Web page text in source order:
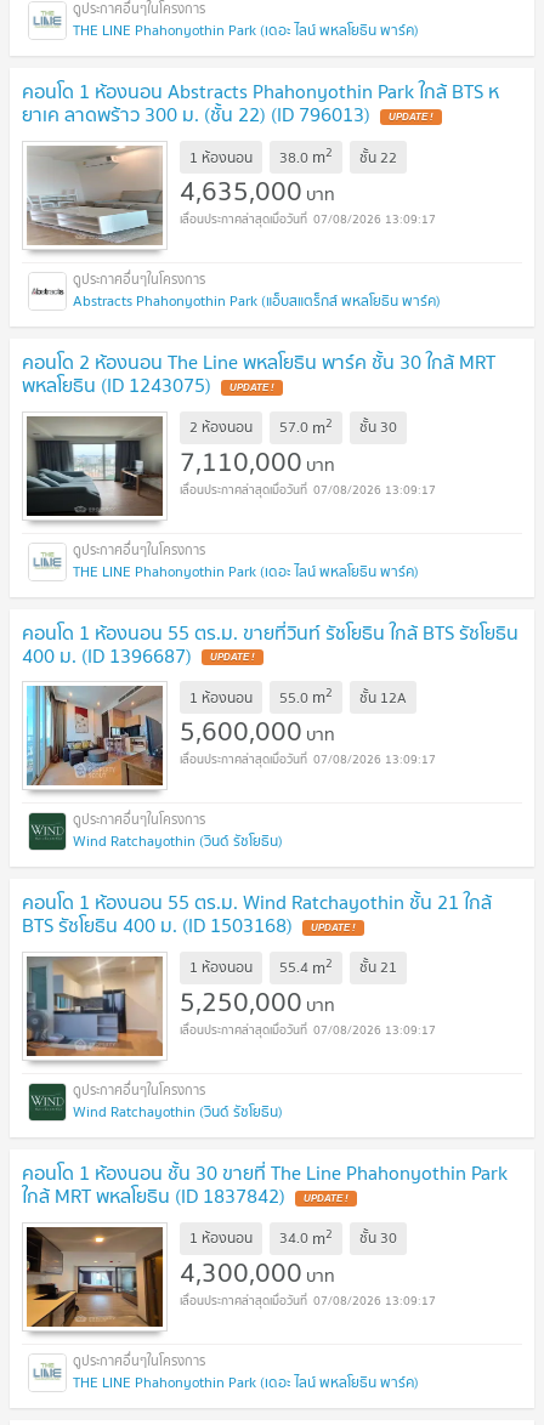
THE LINE Phahonyothin Park (เดอะ ไลน์ พหลโยธิน พาร์ค)
คอนโด 1 ห้องนอน Abstracts Phahonyothin Park ใกล้ BTS ห
ยาเค ลาดพร้าว 300 ม. (ชั้น 22) (ID 796013)
1 ห้องนอน 38.0 m2 ชั้น22
4,635,000 บาท
07/08/2026 13:09:17
Abstracts Phahonyothin Park (แอ็บสแตร็กส์ พหลโยธิน พาร์ค)
คอนโด 2 ห้องนอน The Line พหลโยธิน พาร์ค ชั้น 30 ใกล้ MRT
พหลโยธิน (ID 1243075)
2 ห้องนอน 57.0 m2 ชั้น 30
7,110,000 บาท
07/08/2026 13:09:17
THE LINE Phahonyothin Park (เดอะ ไลน์ พหลโยธิน พาร์ค)
คอนโด 1 ห้องนอน 55 ตร.ม. ขายที่วินท์ รัชโยธิน ใกล้ BTS รัชโยธิน
400 ม. (ID 1396687)
1 ห้องนอน 55.0 m2 ชั้น 12A
5,600,000 บาท
07/08/2026 13:09:17
Wind Ratchayothin (วินด์ รัชโยธิน)
คอนโด 1 ห้องนอน 55 ตร.ม. Wind Ratchayothin ชั้น 21 ใกล้
BTS รัชโยธิน 400 ม. (ID 1503168)
1 ห้องนอน 55.4 m2 ชั้น21
5,250,000 บาท
07/08/2026 13:09:17
Wind Ratchayothin (วินด์ รัชโยธิน)
คอนโด 1 ห้องนอน ชั้น 30 ขายที่ The Line Phahonyothin Park
ใกล้ MRT พหลโยธิน (ID 1837842)
1 ห้องนอน 34.0 m2 ชั้น 30
4,300,000 บาท
07/08/2026 13:09:17
THE LINE Phahonyothin Park (เดอะ ไลน์ พหลโยธิน พาร์ค)